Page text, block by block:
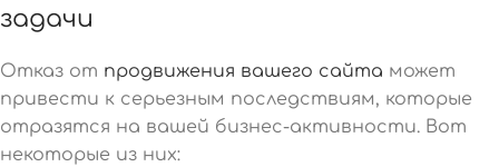
задачи
Отказ от продвижения вашего сайта может
привести к серьезным последствиям, которые
отразятся на вашей бизнес-активности. Вот
некоторые из них: